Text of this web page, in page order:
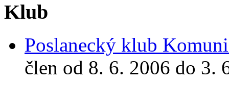
Klub
Poslanecký klub
člen od 8. 6. 2006 do 3.